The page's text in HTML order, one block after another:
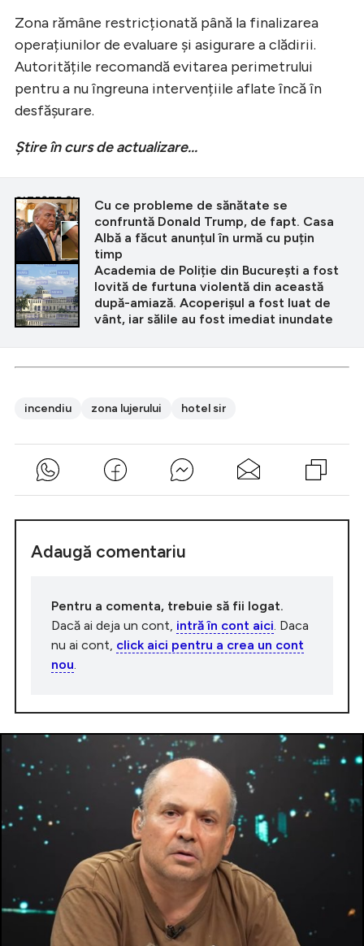
Zona rămâne restricționată până la finalizarea
operațiunilor de evaluare și asigurare a clădirii.
Autoritățile recomandă evitarea perimetrului
pentru a nu îngreuna intervențiile aflate încă în
desfășurare.
Știre în curs de actualizare...
CITEȘTE ȘI
Cu ce probleme de sănătate se
confruntă Donald Trump, de fapt. Casa
Albă a făcut anunțul în urmă cu puțin
timp
Academia de Poliție din București a fost
lovită de furtuna violentă din această
după-amiază. Acoperișul a fost luat de
vânt, iar sălile au fost imediat inundate
incendiu zona lujerului hotel sir
Adaugă comentariu
Pentru a comenta, trebuie să fii logat.
Dacă ai deja un cont, intră în cont aici. Daca
nu ai cont, click aici pentru a crea un cont
nou.